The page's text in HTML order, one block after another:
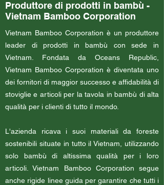
Produttore di prodotti in bambù -
Vietnam Bamboo Corporation
Vietnam Bamboo Corporation è un produttore
leader di prodotti in bambù con sede in
Vietnam. Fondata da Oceans Republic,
Vietnam Bamboo Corporation è diventata uno
dei fornitori di maggior successo e affidabilità di
stoviglie e articoli per la tavola in bambù di alta
qualità per i clienti di tutto il mondo.
L'azienda ricava i suoi materiali da foreste
sostenibili situate in tutto il Vietnam, utilizzando
solo bambù di altissima qualità per i loro
articoli. Vietnam Bamboo Corporation segue
anche rigide linee guida per garantire che tutti i